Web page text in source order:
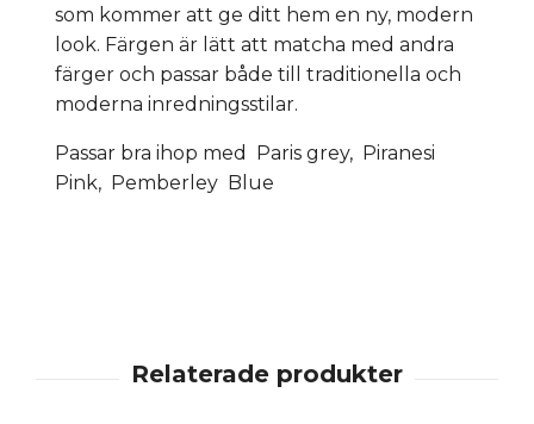
som kommer att ge ditt hem en ny, modern
look. Färgen är lätt att matcha med andra
färger och passar både till traditionella och
moderna inredningsstilar.
Passar bra ihop med Paris grey, Piranesi
Pink, Pemberley Blue